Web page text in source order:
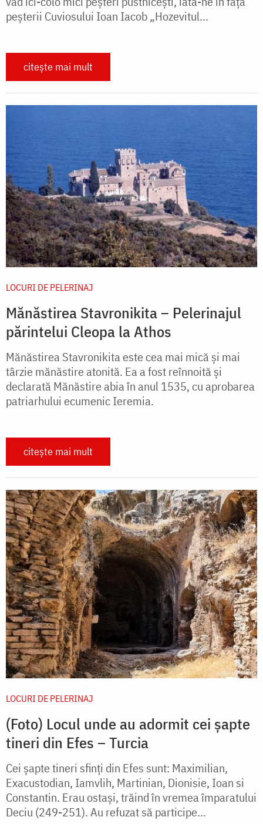
peșterii Cuviosului Ioan Iacob „Hozevitul...
citește mai mult
LOCURI DE PELERINAJ
Mănăstirea Stavronikita – Pelerinajul
părintelui Cleopa la Athos
Mănăstirea Stavronikita este cea mai mică şi mai
târzie mănăstire atonită. Ea a fost reînnoită şi
declarată Mănăstire abia în anul 1535, cu aprobarea
patriarhului ecumenic Ieremia.
citește mai mult
LOCURI DE PELERINAJ
(Foto) Locul unde au adormit cei șapte
tineri din Efes – Turcia
Cei șapte tineri sfinți din Efes sunt: Maximilian,
Exacustodian, Iamvlih, Martinian, Dionisie, Ioan si
Constantin. Erau ostași, trăind în vremea împaratului
Deciu (249-251). Au refuzat să participe...